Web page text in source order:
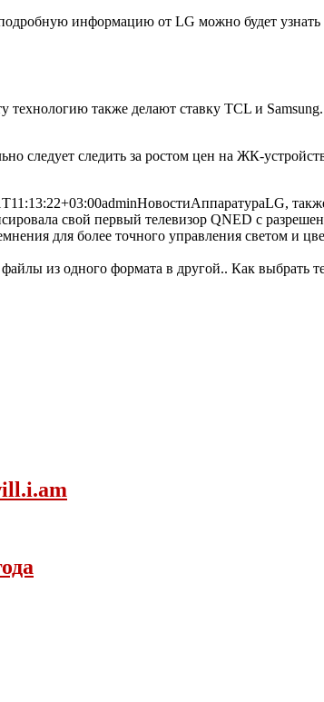
информацию от LG можно будет
также делают ставку TCL и
следует следить за ростом цен на ЖК-
adminНовостиАппаратураLG,
свой первый телевизор QNED с
для более точного управления светом и